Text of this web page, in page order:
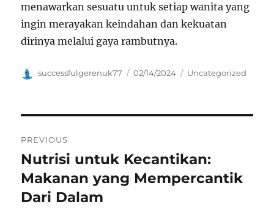
menawarkan sesuatu untuk setiap wanita yang
ingin merayakan keindahan dan kekuatan
dirinya melalui gaya rambutnya.
Author
successfulgerenuk77
Posted
02/14/2024 Categories
Uncategorized
pos
PREVIOUS
Previous
post:
Nutrisi untuk Kecantikan:
Makanan yang Mempercantik
Dari Dalam